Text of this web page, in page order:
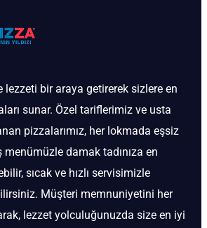
lezzeti bir araya getirerek sizlere en
sunar. Özel tariflerimiz ve usta
pizzalarımız, her lokmada eşsiz
damak tadınıza en
sıcak ve hızlı servisimizle
Müşteri memnuniyetini her
lezzet yolculuğunuzda size en iyi